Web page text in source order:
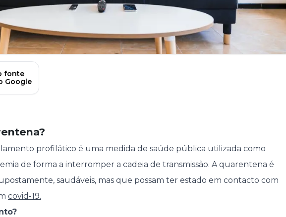
fonte
Google
profilático é uma medida de saúde pública utilizada como
de forma a interromper a cadeia de transmissão. A quarentena é
saudáveis, mas que possam ter estado em contacto com
covid-19.